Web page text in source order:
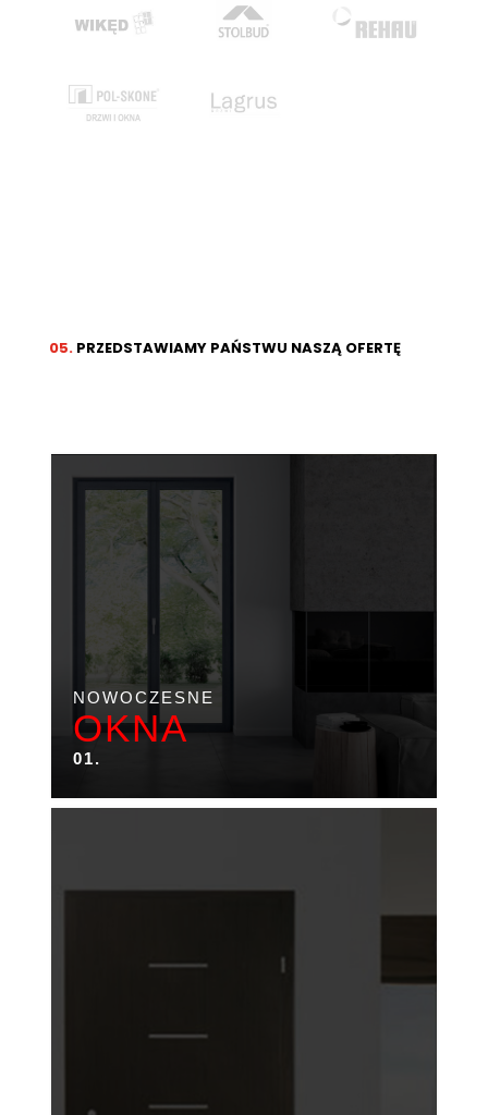
05.PRZEDSTAWIAMY PAŃSTWU NASZĄ OFERTĘ
NOWOCZESNE
OKNA
01.